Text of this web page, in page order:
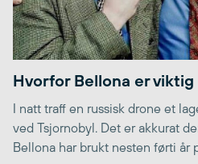
Hvorfor Bellona er viktig
I natt traff en russisk drone et
ved Tsjornobyl. Det er akkurat
Bellona har brukt nesten førti år